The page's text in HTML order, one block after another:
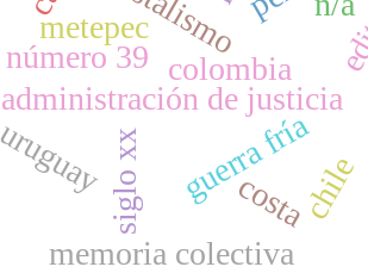
administración de justicia
colombia
chile
siglo xx
memoria colectiva
metepec
guerra fría
número 39
uruguay
costa